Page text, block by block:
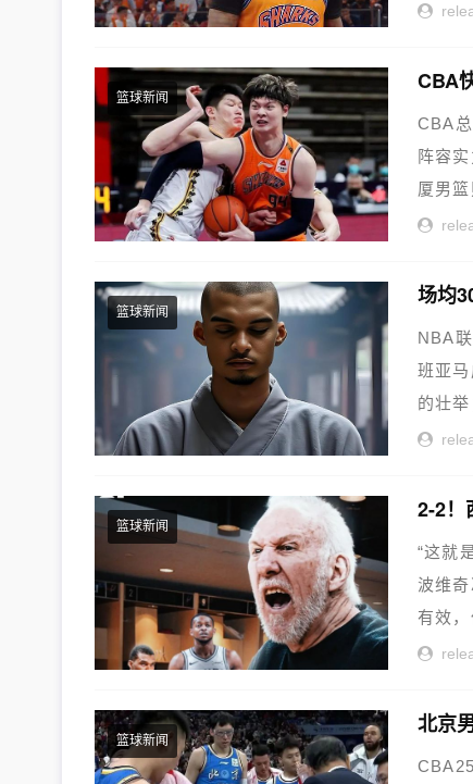
篮球新闻
CBA
阵容
厦男
篮球新闻
NBA
班亚
的壮
篮球新闻
2-2！
“这就
波维
有效
篮球新闻
北京